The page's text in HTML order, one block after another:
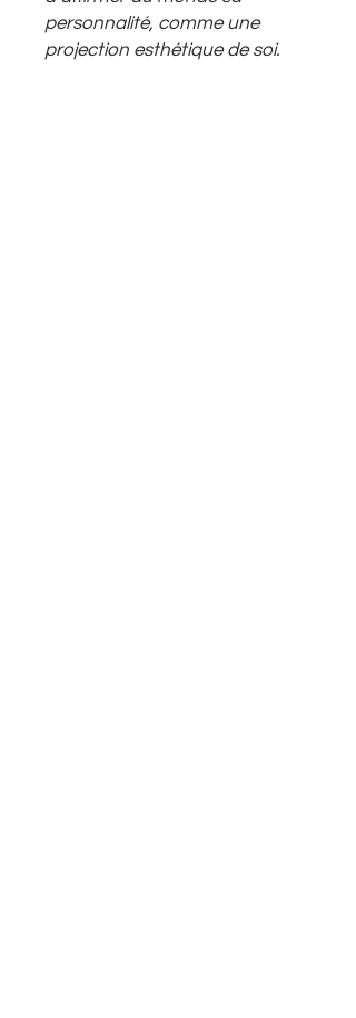
personnalité, comme une
projection esthétique de soi.